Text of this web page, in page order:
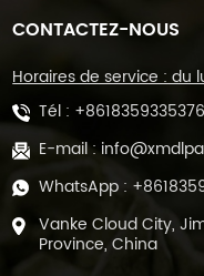
CONTACTEZ-NOUS
Horaires de service : du
Tél : +8618359335376
E-mail :
WhatsApp :
Vanke Cloud City,
Province, China